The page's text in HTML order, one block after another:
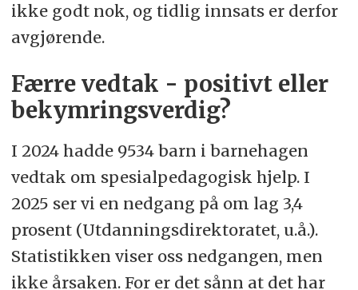
ikke godt nok, og tidlig innsats er derfor
avgjørende.
Færre vedtak - positivt eller
bekymringsverdig?
I 2024 hadde 9534 barn i barnehagen
vedtak om spesialpedagogisk hjelp. I
2025 ser vi en nedgang på om lag 3,4
prosent (Utdanningsdirektoratet, u.å.).
Statistikken viser oss nedgangen, men
ikke årsaken. For er det sånn at det har